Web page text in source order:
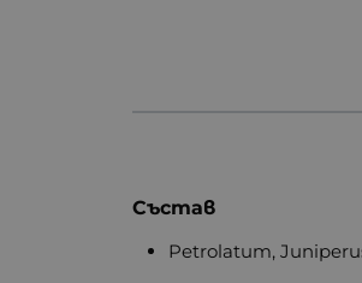
Състав
Petrolatum,